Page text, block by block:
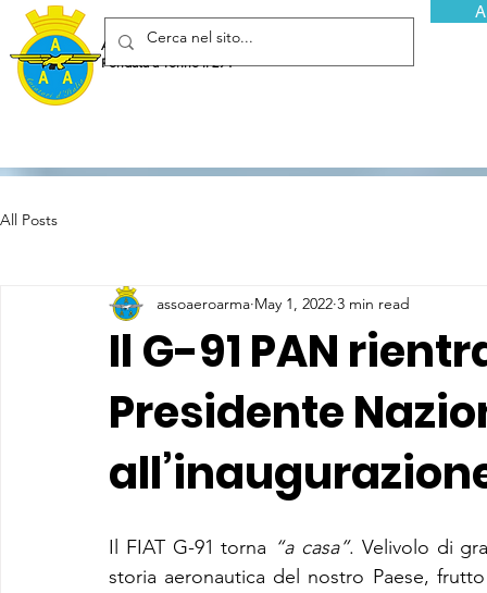
Associazione Arma Aeronautica - Aviatori d'Italia ETS
Fondata a Torino il 29 febbraio 1952
All Posts
Il G-91 PAN
Presidente
assoaeroarma May 1, 2022 3 min read
Il FIAT G-91 torna “a casa”. Velivolo di
storia aeronautica del nostro Paese,